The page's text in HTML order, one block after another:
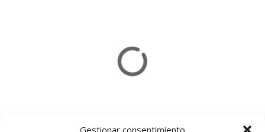
Gestionar consentimiento